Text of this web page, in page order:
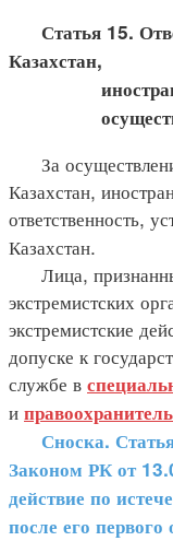
Статья 15.
Казахстан,
иностранцев
За
Казахстан,
ответственность,
Казахстан.
Лица,
экстремистских
экстремистские
допуске к
службе в
и
Сноска.
Законом РК от
действие по
после его